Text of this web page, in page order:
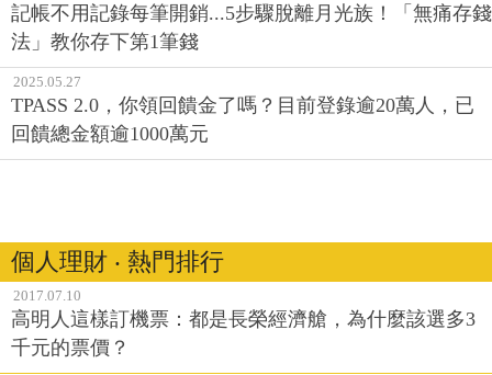
記帳不用記錄每筆開銷...5步驟脫離月光族！「無痛存錢
法」教你存下第1筆錢
2025.05.27
TPASS 2.0，你領回饋金了嗎？目前登錄逾20萬人，已
回饋總金額逾1000萬元
個人理財 ‧ 熱門排行
2017.07.10
高明人這樣訂機票：都是長榮經濟艙，為什麼該選多3
千元的票價？